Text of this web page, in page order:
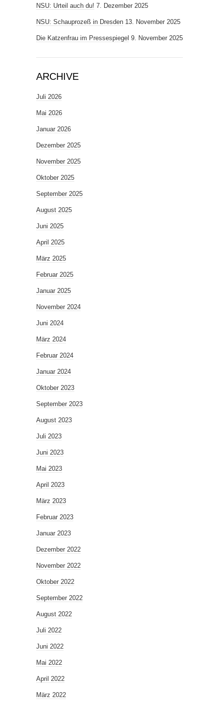
NSU: Urteil auch du! 7. Dezember 2025
NSU: Schauprozeß in Dresden 13. November 2025
Die Katzenfrau im Pressespiegel 9. November 2025
ARCHIVE
Juli 2026
Mai 2026
Januar 2026
Dezember 2025
November 2025
Oktober 2025
September 2025
August 2025
Juni 2025
April 2025
März 2025
Februar 2025
Januar 2025
November 2024
Juni 2024
März 2024
Februar 2024
Januar 2024
Oktober 2023
September 2023
August 2023
Juli 2023
Juni 2023
Mai 2023
April 2023
März 2023
Februar 2023
Januar 2023
Dezember 2022
November 2022
Oktober 2022
September 2022
August 2022
Juli 2022
Juni 2022
Mai 2022
April 2022
März 2022